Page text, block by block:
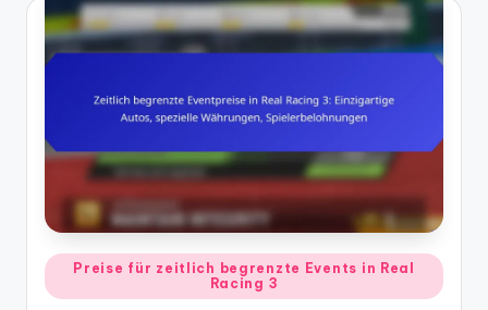
Posted
in
Preise für zeitlich begrenzte Events in Real
Racing 3